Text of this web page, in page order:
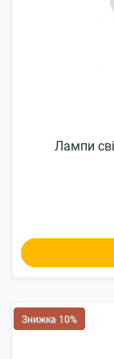
Лампи
Знижка 10%